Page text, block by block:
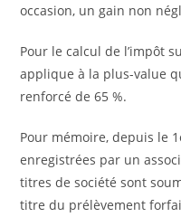
occasion, un gain non
Pour le calcul de l’impôt
applique à la plus-value
renforcé de 65 %.
Pour mémoire, depuis le
enregistrées par un
titres de société sont
titre du prélèvement